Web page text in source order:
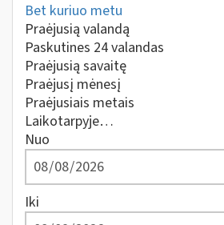
Bet kuriuo metu
Praėjusią valandą
Paskutines 24 valandas
Praėjusią savaitę
Praėjusį mėnesį
Praėjusiais metais
Laikotarpyje…
Nuo
Iki